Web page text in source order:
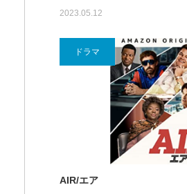
2023.05.12
ドラマ
AIR/エア